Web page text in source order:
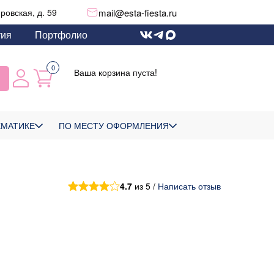
д. 59 mail@esta-fiesta.ru
Портфолио
0 Ваша корзина пуста!
ПО МЕСТУ ОФОРМЛЕНИЯ
4.7 из 5 / Написать отзыв